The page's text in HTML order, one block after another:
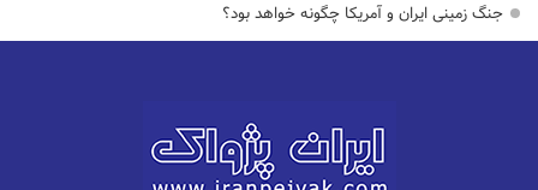
جنگ زمینی ایران و آمریکا چگونه خواهد بود؟